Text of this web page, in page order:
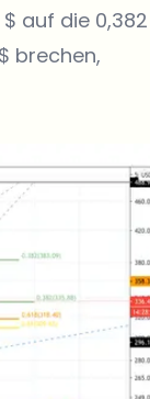
auf die 0,382
brechen,